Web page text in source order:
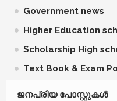
Government news
Higher Education
Scholarship High
Text Book & Exam
ജനപ്രിയ പോസ്റ്റുകള്‍‌